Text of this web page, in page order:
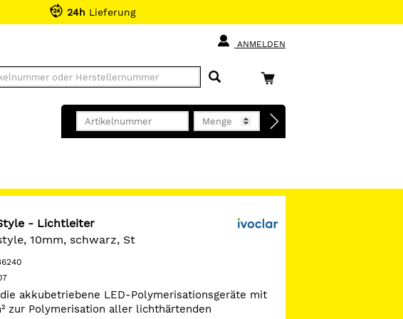
24h Lieferung
ANMELDEN
- Lichtleiter
10mm, schwarz, St
akkubetriebene LED-Polymerisationsgeräte mit
zur Polymerisation aller lichthärtenden